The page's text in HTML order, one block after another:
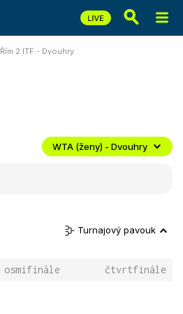
Řím 2 ITF - Dvouhry
WTA (ženy) - Dvouhry
Turnajový pavouk
osmifinále čtvrtfinále